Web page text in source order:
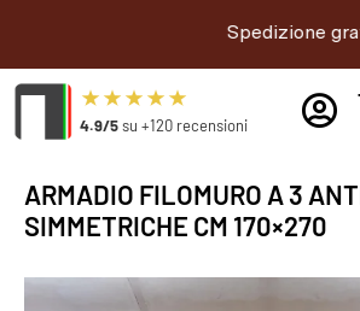
Spedizione gratuita
4.9/5su +120 recensioni
ARMADIO FILOMURO A 3
SIMMETRICHE CM 170×270